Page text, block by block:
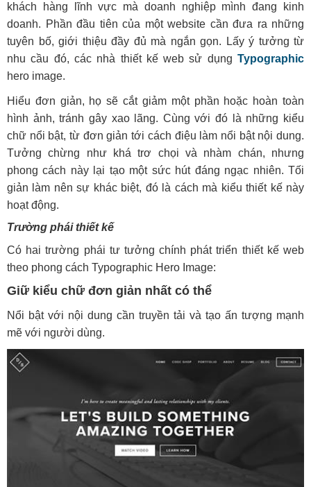
khách hàng lĩnh vực mà doanh nghiệp mình đang kinh
doanh. Phần đầu tiên của một website cần đưa ra những
tuyên bố, giới thiệu đầy đủ mà ngắn gọn. Lấy ý tưởng từ
nhu cầu đó, các nhà thiết kế web sử dụng Typographic
hero image.
Hiểu đơn giản, họ sẽ cắt giảm một phần hoặc hoàn toàn
hình ảnh, tránh gây xao lãng. Cùng với đó là những kiểu
chữ nổi bật, từ đơn giản tới cách điệu làm nổi bật nội dung.
Tưởng chừng như khá trơ chọi và nhàm chán, nhưng
phong cách này lại tạo một sức hút đáng ngạc nhiên. Tối
giản làm nên sự khác biệt, đó là cách mà kiểu thiết kế này
hoạt động.
Trường phái thiết kế
Có hai trường phái tư tưởng chính phát triển thiết kế web
theo phong cách Typographic Hero Image:
Giữ kiểu chữ đơn giản nhất có thể
Nổi bật với nội dung cần truyền tải và tạo ấn tượng mạnh
mẽ với người dùng.